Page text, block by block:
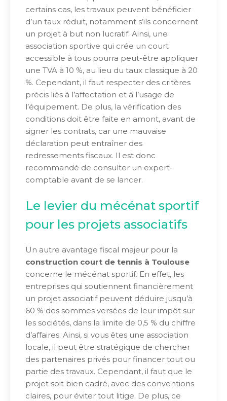
certains cas, les travaux peuvent bénéficier
d’un taux réduit, notamment s’ils concernent
un projet à but non lucratif. Ainsi, une
association sportive qui crée un court
accessible à tous pourra peut-être appliquer
une TVA à 10 %, au lieu du taux classique à 20
%. Cependant, il faut respecter des critères
précis liés à l’affectation et à l’usage de
l’équipement. De plus, la vérification des
conditions doit être faite en amont, avant de
signer les contrats, car une mauvaise
déclaration peut entraîner des
redressements fiscaux. Il est donc
recommandé de consulter un expert-
comptable avant de se lancer.
Le levier du mécénat sportif
pour les projets associatifs
Un autre avantage fiscal majeur pour la
construction court de tennis à Toulouse
concerne le mécénat sportif. En effet, les
entreprises qui soutiennent financièrement
un projet associatif peuvent déduire jusqu’à
60 % des sommes versées de leur impôt sur
les sociétés, dans la limite de 0,5 % du chiffre
d’affaires. Ainsi, si vous êtes une association
locale, il peut être stratégique de chercher
des partenaires privés pour financer tout ou
partie des travaux. Cependant, il faut que le
projet soit bien cadré, avec des conventions
claires, pour éviter tout litige. De plus, ce